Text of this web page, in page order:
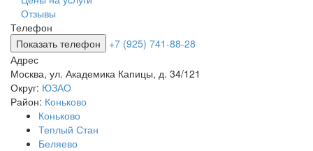
Отзывы
Телефон
Показать телефон
+7 (925) 741-88-28
Адрес
Москва, ул. Академика Капицы, д. 34/121
Округ: ЮЗАО
Район: Коньково
Коньково
Теплый Стан
Беляево